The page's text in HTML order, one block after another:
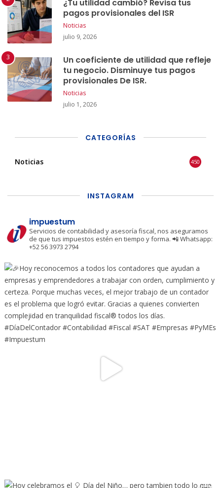
¿Tu utilidad cambió? Revisa tus
pagos provisionales del ISR
Noticias
julio 9, 2026
Un coeficiente de utilidad que refleje
tu negocio. Disminuye tus pagos
provisionales De ISR.
Noticias
julio 1, 2026
CATEGORÍAS
Noticias 450
INSTAGRAM
impuestum
Servicios de contabilidad y asesoría fiscal, nos aseguramos
de que tus impuestos estén en tiempo y forma. 📲 Whatsapp:
+52 56 3973 2794